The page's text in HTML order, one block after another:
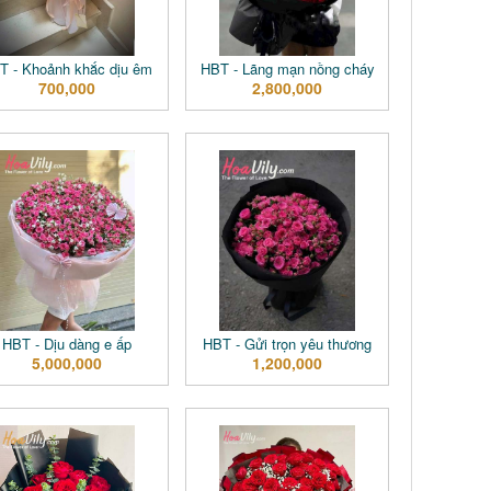
- Khoảnh khắc dịu êm
700,000
HBT - Lãng mạn nồng cháy
2,800,000
HBT - Dịu dàng e ấp
5,000,000
HBT - Gửi trọn yêu thương
1,200,000